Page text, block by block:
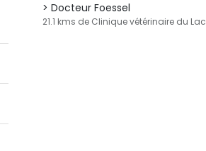
Docteur Foessel
21.1 kms de Clinique vétérinaire du Lac